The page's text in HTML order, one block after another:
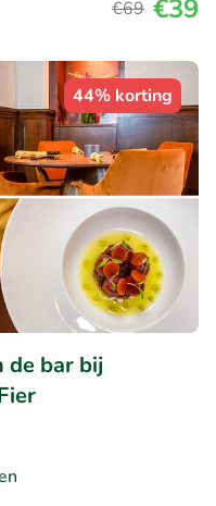
€69 €39
44% korting
de bar bij